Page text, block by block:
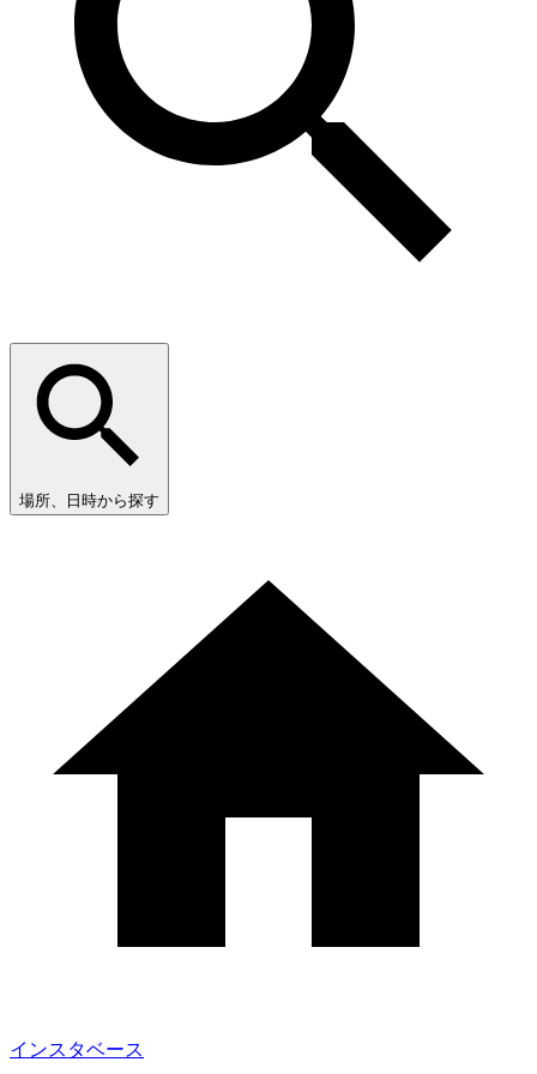
場所、日時から探す
インスタベース